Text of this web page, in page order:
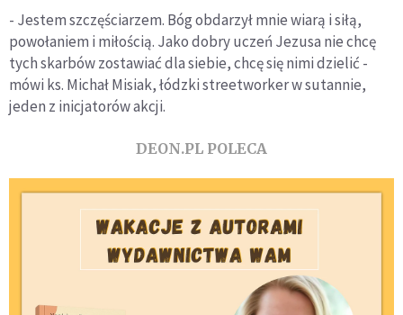
- Jestem szczęściarzem. Bóg obdarzył mnie wiarą i siłą,
powołaniem i miłością. Jako dobry uczeń Jezusa nie chcę
tych skarbów zostawiać dla siebie, chcę się nimi dzielić -
mówi ks. Michał Misiak, łódzki streetworker w sutannie,
jeden z inicjatorów akcji.
DEON.PL POLECA